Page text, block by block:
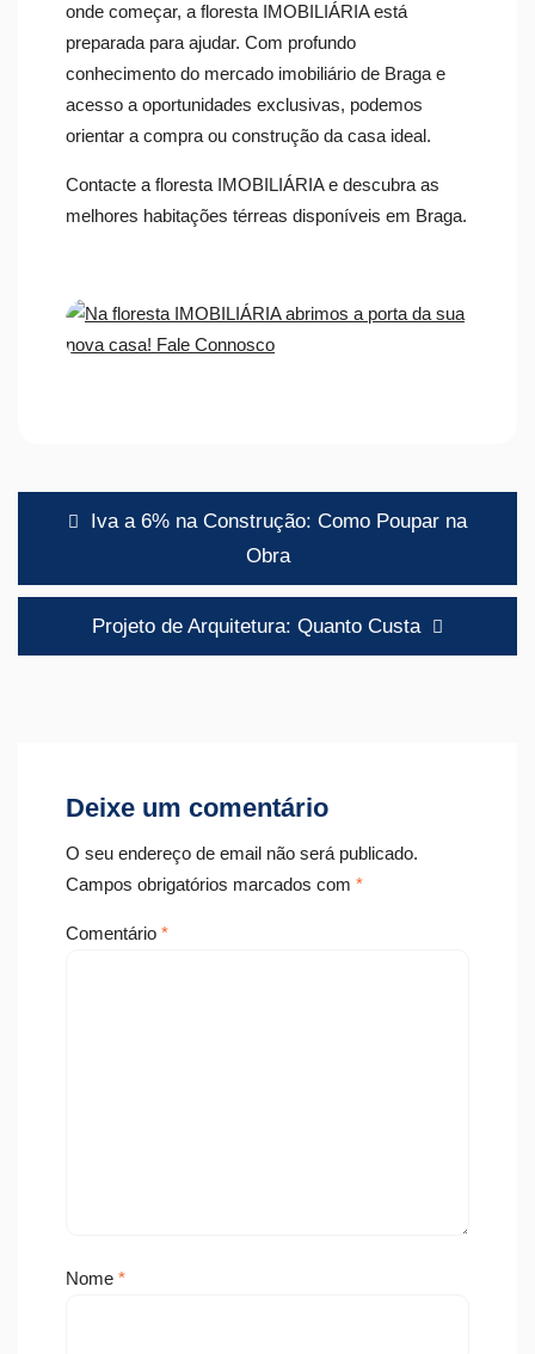
onde começar, a floresta IMOBILIÁRIA está
preparada para ajudar. Com profundo
conhecimento do mercado imobiliário de Braga e
acesso a oportunidades exclusivas, podemos
orientar a compra ou construção da casa ideal.
Contacte a floresta IMOBILIÁRIA e descubra as
melhores habitações térreas disponíveis em Braga.
Navegação
artigos
Iva a 6% na Construção: Como Poupar na
Obra
Projeto de Arquitetura: Quanto Custa
Deixe um comentário
O seu endereço de email não será publicado.
Campos obrigatórios marcados com *
Comentário *
Nome *